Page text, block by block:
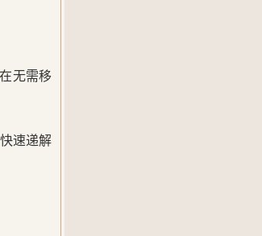
无需移
速递解